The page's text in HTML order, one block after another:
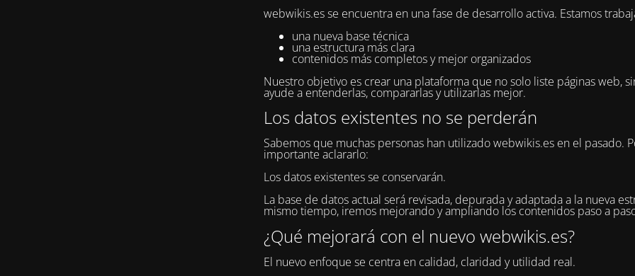
webwikis.es se encuentra en una fase de desarrollo activa. Estamos
una nueva base técnica
una estructura más clara
contenidos más completos y mejor organizados
Nuestro objetivo es crear una plataforma que no solo liste páginas web,
ayude a entenderlas, compararlas y utilizarlas mejor.
Los datos existentes no se perderán
Sabemos que muchas personas han utilizado webwikis.es en el pasado.
importante aclararlo:
Los datos existentes se conservarán.
La base de datos actual será revisada, depurada y adaptada a la nueva
mismo tiempo, iremos mejorando y ampliando los contenidos paso a
¿Qué mejorará con el nuevo webwikis.es?
El nuevo enfoque se centra en calidad, claridad y utilidad real.